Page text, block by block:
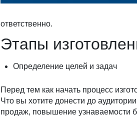
ответственно.
Этапы
Определение целей и задач
Перед тем как начать процесс
Что вы хотите донести до
продаж, повышение узнаваемости